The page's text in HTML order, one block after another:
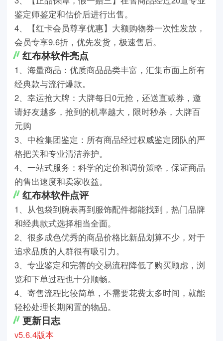
鉴定师鉴定和估价后进行出售。
4、【红卡会员尊享优惠】大额购物券一次性发放，
会员专享9.6折，优先发货，极速售后。
红布林软件亮点
1、海量商品：优质商品品类丰富，汇集市面上所有
经典款与流行爆款。
2、幸运抢大牌：大牌每日0元抢，还送直减券，邀
请好友越多，抢到的机率越大，限时秒杀，大牌百
元购
3、中检集团鉴定：所有商品经过权威鉴定团队的严
格把关和专业清洁养护。
4、一站式服务：科学的定价和调价策略，保证商品
的售出速度和卖家收益。
红布林软件点评
1、从包袋到腕表再到服饰配件都能找到，热门品牌
和经典款式选择相当全面。
2、很多成色优秀的商品价格比新品划算不少，对于
追求品质的人群很有吸引力。
3、专业鉴定和完善的交易流程降低了购买顾虑，浏
览和下单过程也十分顺畅。
4、寄售流程比较简单，不需要花费太多时间，就能
轻松处理长期闲置的物品。
更新日志
v5.6.4版本